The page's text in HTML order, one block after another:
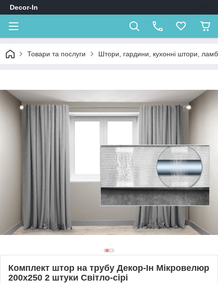
Decor-In
Товари та послуги Штори, гардини, кухонні штори,
Комплект штор на трубу Декор-Ін Мікровелюр
200x250 2 штуки Світло-сірі